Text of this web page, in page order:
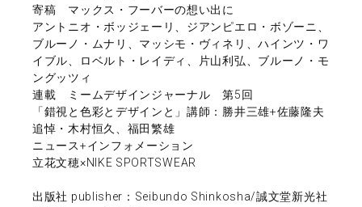
寄稿 マックス・フーバーの想い出に
アントニオ・ボッジェーリ、ジアンピエロ・ボゾーニ、
ブルーノ・ムナリ、マッシモ・ヴィネリ、ハインツ・ワ
イブル、ロベルト・レイディ、片山利弘、ブルーノ・モ
ングッツィ
連載 ミームデザインジャーナル 第5回
「錯視と色彩とデザインと」講師：勝井三雄+佐藤隆夫
追悼・木村恒久、福田繁雄
ニュース+インフォメーション
立花文穂×NIKE SPORTSWEAR
出版社 publisher：Seibundo Shinkosha/誠文堂新光社